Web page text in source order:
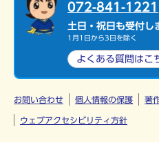
072-841-1221
土日・祝日も受付し
1月1日から3日を除く
よくある質問は こ
お問い合わせ 個人情報の保護 著
ウェブアクセシビリティ方針